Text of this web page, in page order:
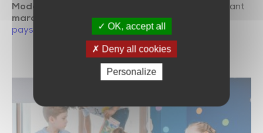
Modalités d’inscription
: réservation par mail avant
mardi 15 septembre:reseau-bibliotheques@cc-
paysdechantonnay.frOK, accept all
Deny all cookies
Personalize